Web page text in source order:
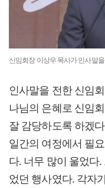
신임회장 이상우 목사가 인사말
인사말을 전한 신임
나님의 은혜로 신임
잘 감당하도록 하겠
일간의 여정에서 필
다. 너무 많이 울었다
었던 행사였다. 각자